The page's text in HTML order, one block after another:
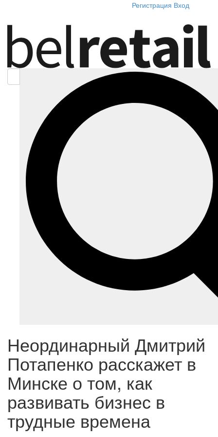
Регистрация Вход
Неординарный Дмитрий
Потапенко расскажет в
Минске о том, как
развивать бизнес в
трудные времена